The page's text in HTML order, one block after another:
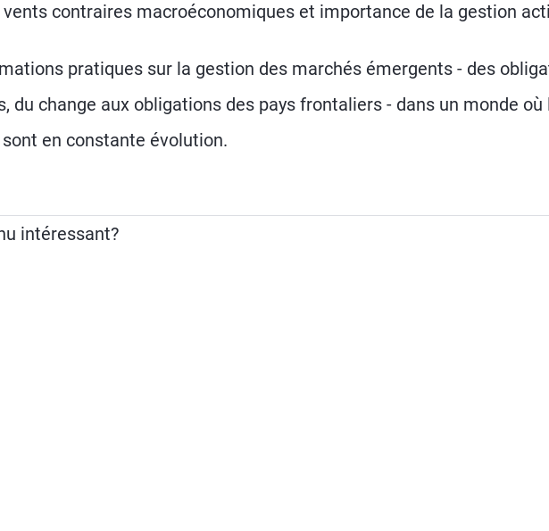
vents contraires macroéconomiques et importance de la gestion
pratiques sur la gestion des marchés émergents - des
du change aux obligations des pays frontaliers - dans un monde où
en constante évolution.
intéressant?